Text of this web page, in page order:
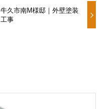
牛久市南M様邸｜外壁塗装
工事